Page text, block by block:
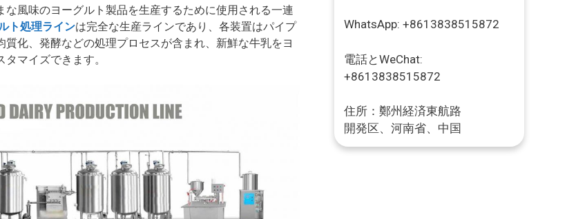
風味のヨーグルト製品を生産するために使用される一連
ト処理ラインは完全な生産ラインであり、各装置はパイプ
化、発酵などの処理プロセスが含まれ、新鮮な牛乳をヨ
マイズできます。
WhatsApp: +8613838515872
電話とWeChat:
+8613838515872
住所：鄭州経済東航路
開発区、河南省、中国